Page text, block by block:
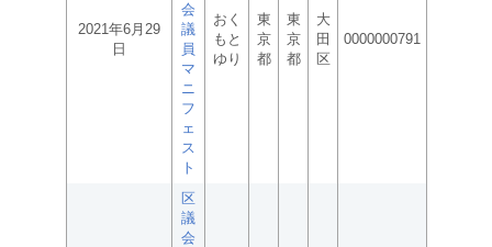
2021年6月29
日
会
議
員
マ
ニ
フ
ェ
ス
ト
おく
もと
ゆり
東
京
都
東
京
都
大
田
区
0000000791
区
議
会